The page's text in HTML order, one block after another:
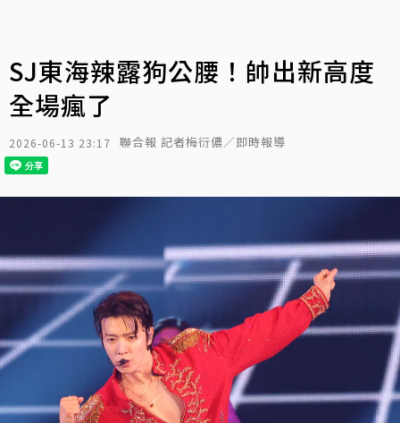
SJ東海辣露狗公腰！帥出新高度
全場瘋了
2026-06-13 23:17 聯合報 記者梅衍儂／即時報導